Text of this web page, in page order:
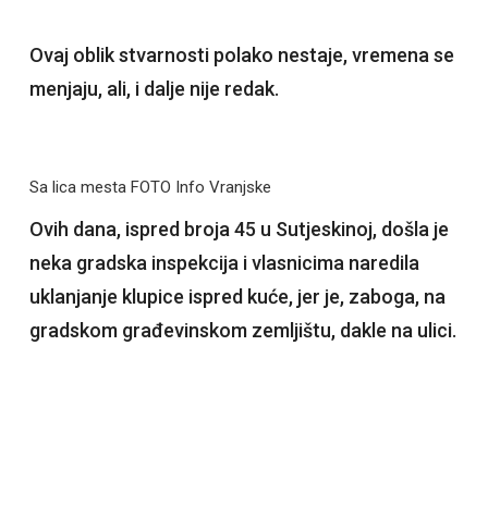
Ovaj oblik stvarnosti polako nestaje, vremena se
menjaju, ali, i dalje nije redak.
Sa lica mesta FOTO Info Vranjske
Ovih dana, ispred broja 45 u Sutjeskinoj, došla je
neka gradska inspekcija i vlasnicima naredila
uklanjanje klupice ispred kuće, jer je, zaboga, na
gradskom građevinskom zemljištu, dakle na ulici.